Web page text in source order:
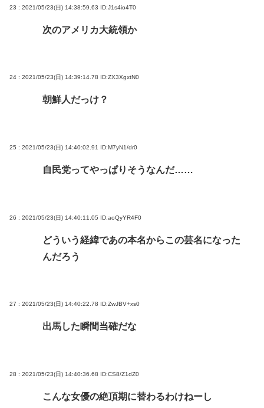
23 : 2021/05/23(日) 14:38:59.63 ID:J1s4io4T0
次のアメリカ大統領か
24 : 2021/05/23(日) 14:39:14.78 ID:ZX3XgxtN0
朝鮮人だっけ？
25 : 2021/05/23(日) 14:40:02.91 ID:M7yN1/dr0
自民党ってやっぱりそうなんだ……
26 : 2021/05/23(日) 14:40:11.05 ID:aoQyYR4F0
どういう経緯であの本名からこの芸名になった
んだろう
27 : 2021/05/23(日) 14:40:22.78 ID:ZwJBV+xs0
出馬した瞬間当確だな
28 : 2021/05/23(日) 14:40:36.68 ID:CS8/Z1dZ0
こんな女優の絶頂期に替わるわけねーし